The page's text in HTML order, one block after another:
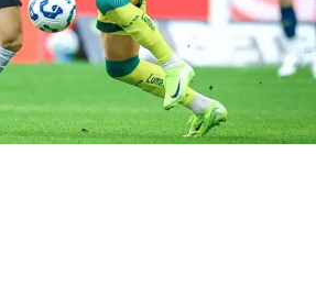
o Grêmio na derrota para o
na eliminação da Copa Sul-
o camisa 95 retorna justamente
mais uma disputa eliminatória.
uma peça importante para
da equipe.